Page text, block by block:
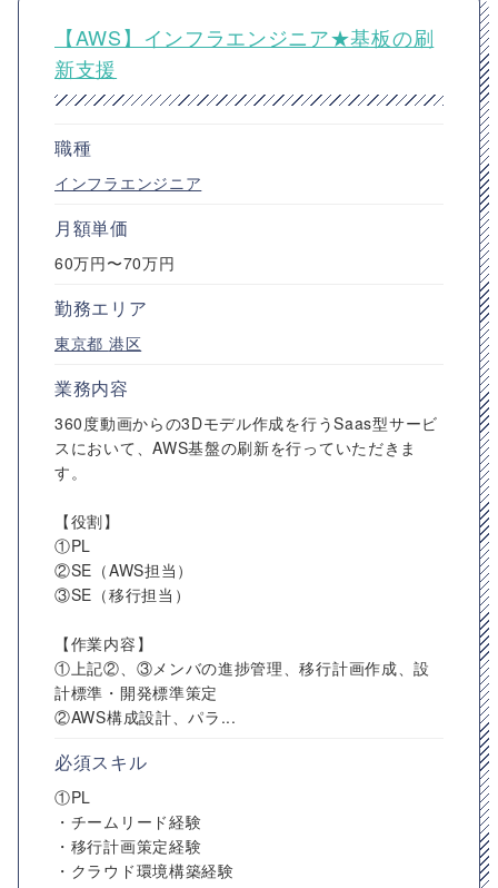
【AWS】インフラエンジニア★基板の刷
新支援
職種
インフラエンジニア
月額単価
60万円〜70万円
勤務エリア
東京都 港区
業務内容
360度動画からの3Dモデル作成を行うSaas型サービ
スにおいて、AWS基盤の刷新を行っていただきま
す。
【役割】
①PL
②SE（AWS担当）
③SE（移行担当）
【作業内容】
①上記②、③メンバの進捗管理、移行計画作成、設
計標準・開発標準策定
②AWS構成設計、パラ...
必須スキル
①PL
・チームリード経験
・移行計画策定経験
・クラウド環境構築経験